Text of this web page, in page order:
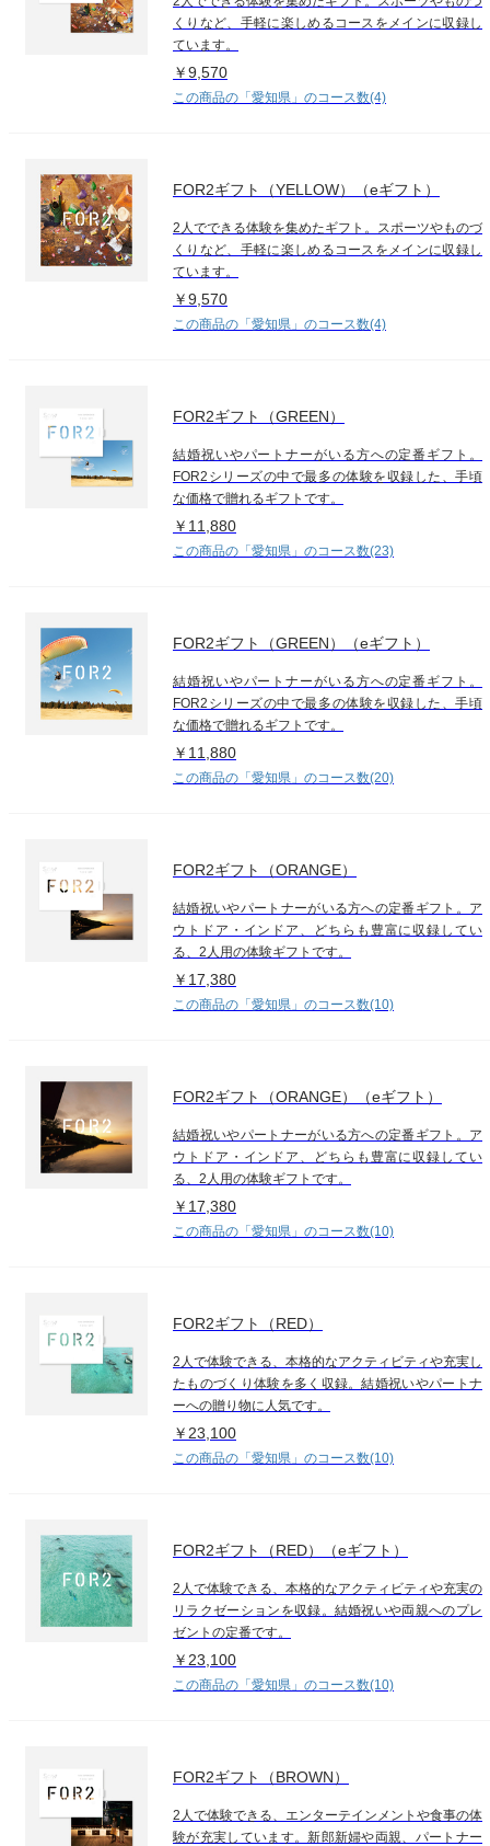
くりなど、手軽に楽しめるコースをメインに収録し
ています。
￥9,570
この商品の「愛知県」のコース数(4)
FOR2ギフト（YELLOW）（eギフト）
2人でできる体験を集めたギフト。スポーツやものづ
くりなど、手軽に楽しめるコースをメインに収録し
ています。
￥9,570
この商品の「愛知県」のコース数(4)
FOR2ギフト（GREEN）
結婚祝いやパートナーがいる方への定番ギフト。
FOR2シリーズの中で最多の体験を収録した、手頃
な価格で贈れるギフトです。
￥11,880
この商品の「愛知県」のコース数(23)
FOR2ギフト（GREEN）（eギフト）
結婚祝いやパートナーがいる方への定番ギフト。
FOR2シリーズの中で最多の体験を収録した、手頃
な価格で贈れるギフトです。
￥11,880
この商品の「愛知県」のコース数(20)
FOR2ギフト（ORANGE）
結婚祝いやパートナーがいる方への定番ギフト。ア
ウトドア・インドア、どちらも豊富に収録してい
る、2人用の体験ギフトです。
￥17,380
この商品の「愛知県」のコース数(10)
FOR2ギフト（ORANGE）（eギフト）
結婚祝いやパートナーがいる方への定番ギフト。ア
ウトドア・インドア、どちらも豊富に収録してい
る、2人用の体験ギフトです。
￥17,380
この商品の「愛知県」のコース数(10)
FOR2ギフト（RED）
2人で体験できる、本格的なアクティビティや充実し
たものづくり体験を多く収録。結婚祝いやパートナ
ーへの贈り物に人気です。
￥23,100
この商品の「愛知県」のコース数(10)
FOR2ギフト（RED）（eギフト）
2人で体験できる、本格的なアクティビティや充実の
リラクゼーションを収録。結婚祝いや両親へのプレ
ゼントの定番です。
￥23,100
この商品の「愛知県」のコース数(10)
FOR2ギフト（BROWN）
2人で体験できる、エンターテインメントや食事の体
験が充実しています。新郎新婦や両親、パートナー